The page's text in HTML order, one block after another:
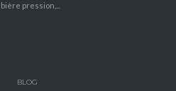
bière pression,...
BLOG